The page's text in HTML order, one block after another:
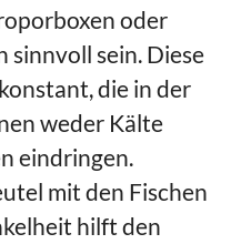
oder
sinnvoll sein. Diese
die in der
weder Kälte
eindringen.
mit den Fischen
hilft den